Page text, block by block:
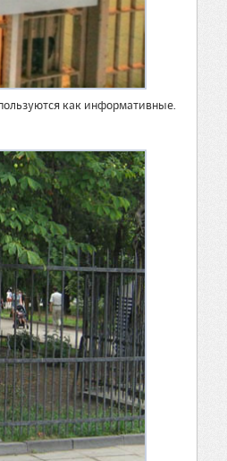
как информативные.